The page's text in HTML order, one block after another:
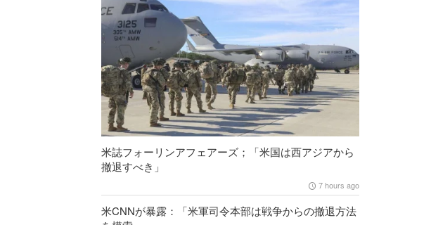
米誌フォーリンアフェアーズ；「米国は西アジアから
撤退すべき」
7 hours ago
米CNNが暴露：「米軍司令本部は戦争からの撤退方法